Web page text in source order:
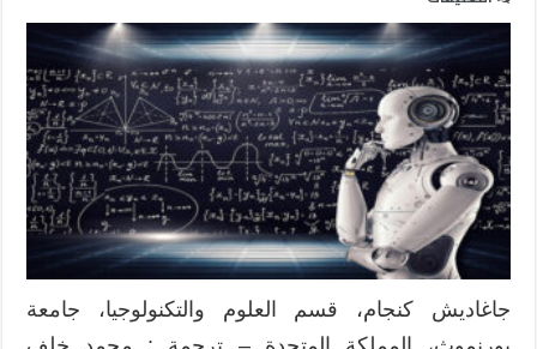
كل
ما
يجب
معرفته
عن
الذكاء
الاصطناعي
في
التعليم
مغلقة
جاغاديش كنجام، قسم العلوم والتكنولوجيا، جامعة